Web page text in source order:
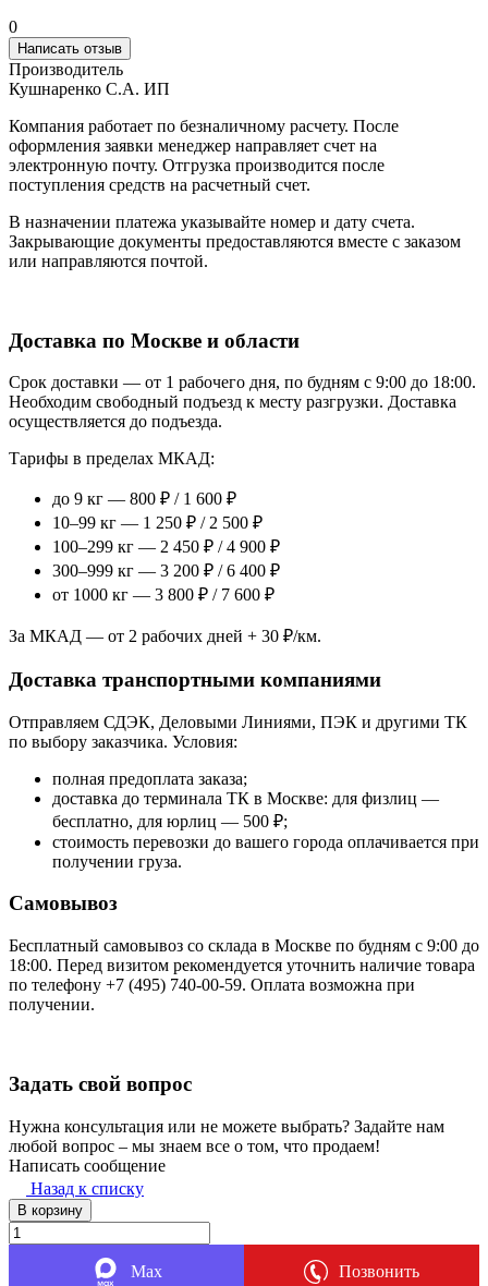
0
Написать отзыв
Производитель
Кушнаренко С.А. ИП
Компания работает по безналичному расчету. После
оформления заявки менеджер направляет счет на
электронную почту. Отгрузка производится после
поступления средств на расчетный счет.
В назначении платежа указывайте номер и дату счета.
Закрывающие документы предоставляются вместе с заказом
или направляются почтой.
Доставка по Москве и области
Срок доставки — от 1 рабочего дня, по будням с 9:00 до 18:00.
Необходим свободный подъезд к месту разгрузки. Доставка
осуществляется до подъезда.
Тарифы в пределах МКАД:
до 9 кг — 800 ₽ / 1 600 ₽
10–99 кг — 1 250 ₽ / 2 500 ₽
100–299 кг — 2 450 ₽ / 4 900 ₽
300–999 кг — 3 200 ₽ / 6 400 ₽
от 1000 кг — 3 800 ₽ / 7 600 ₽
За МКАД — от 2 рабочих дней + 30 ₽/км.
Доставка транспортными компаниями
Отправляем СДЭК, Деловыми Линиями, ПЭК и другими ТК
по выбору заказчика. Условия:
полная предоплата заказа;
доставка до терминала ТК в Москве: для физлиц —
бесплатно, для юрлиц — 500 ₽;
стоимость перевозки до вашего города оплачивается при
получении груза.
Самовывоз
Бесплатный самовывоз со склада в Москве по будням с 9:00 до
18:00. Перед визитом рекомендуется уточнить наличие товара
по телефону +7 (495) 740-00-59. Оплата возможна при
получении.
Задать свой вопрос
Нужна консультация или не можете выбрать? Задайте нам
любой вопрос – мы знаем все о том, что продаем!
Написать сообщение
Назад к списку
В корзину
Max Позвонить